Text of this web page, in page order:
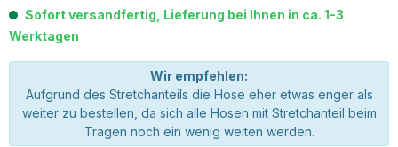
Sofort versandfertig, Lieferung bei Ihnen in ca. 1-3
Werktagen
Wir empfehlen:
Aufgrund des Stretchanteils die Hose eher etwas enger als
weiter zu bestellen, da sich alle Hosen mit Stretchanteil beim
Tragen noch ein wenig weiten werden.